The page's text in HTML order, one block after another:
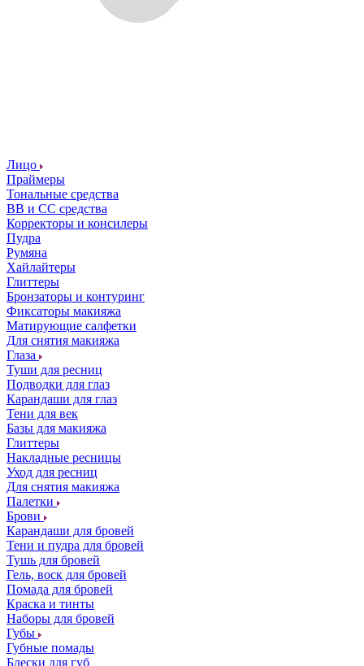
Лицо
Праймеры
Тональные средства
ВВ и СС средства
Корректоры и консилеры
Пудра
Румяна
Хайлайтеры
Глиттеры
Бронзаторы и контуринг
Фиксаторы макияжа
Матирующие салфетки
Для снятия макияжа
Глаза
Туши для ресниц
Подводки для глаз
Карандаши для глаз
Тени для век
Базы для макияжа
Глиттеры
Накладные ресницы
Уход для ресниц
Для снятия макияжа
Палетки
Брови
Карандаши для бровей
Тени и пудра для бровей
Тушь для бровей
Гель, воск для бровей
Помада для бровей
Краска и тинты
Наборы для бровей
Губы
Губные помады
Блески для губ